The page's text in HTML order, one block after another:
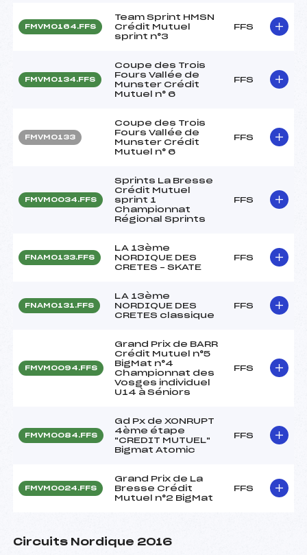
FMVM0164.FFS
Team Sprint HMSN
Crédit Mutuel
sprint n°3
FFS
FMVM0134.FFS
Coupe des Trois
Fours Vallée de
Munster Crédit
Mutuel n° 6
FFS
FMVM0133
Coupe des Trois
Fours Vallée de
Munster Crédit
Mutuel n° 6
FFS
FMVM0034.FFS
Sprints La Bresse
Crédit Mutuel
sprint 1
Championnat
Régional Sprints
FFS
FNAM0133.FFS
LA 13ème
NORDIQUE DES
CRETES – SKATE
FFS
FNAM0131.FFS
LA 13ème
NORDIQUE DES
CRETES classique
FFS
FMVM0094.FFS
Grand Prix de BARR
Crédit Mutuel n°5
BigMat n°4
Championnat des
Vosges individuel
U14 à Séniors
FFS
FMVM0084.FFS
Gd Px de XONRUPT
4ème étape
"CREDIT MUTUEL"
Bigmat Atomic
FFS
FMVM0024.FFS
Grand Prix de La
Bresse Crédit
Mutuel n°2 BigMat
FFS
Circuits Nordique 2016